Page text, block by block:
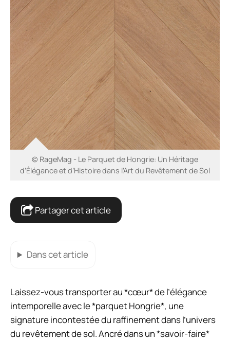
© RageMag - Le Parquet de Hongrie: Un Héritage
d’Élégance et d’Histoire dans l’Art du Revêtement de Sol
Partager cet article
Dans cet article
Laissez-vous transporter au *cœur* de l’élégance
intemporelle avec le *parquet Hongrie*, une
signature incontestée du raffinement dans l’univers
du revêtement de sol. Ancré dans un *savoir-faire*